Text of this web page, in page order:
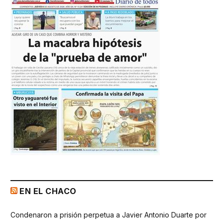
EN EL CHACO
Condenaron a prisión perpetua a Javier Antonio Duarte por